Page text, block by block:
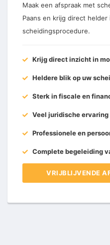
Maak een afspraak met
Paans en krijg direct
scheidingsprocedure.
Krijg direct inzicht in
Heldere blik op uw
Sterk in fiscale en
Veel juridische ervaring
Professionele en
Complete begeleiding
VRIJBLIJVENDE